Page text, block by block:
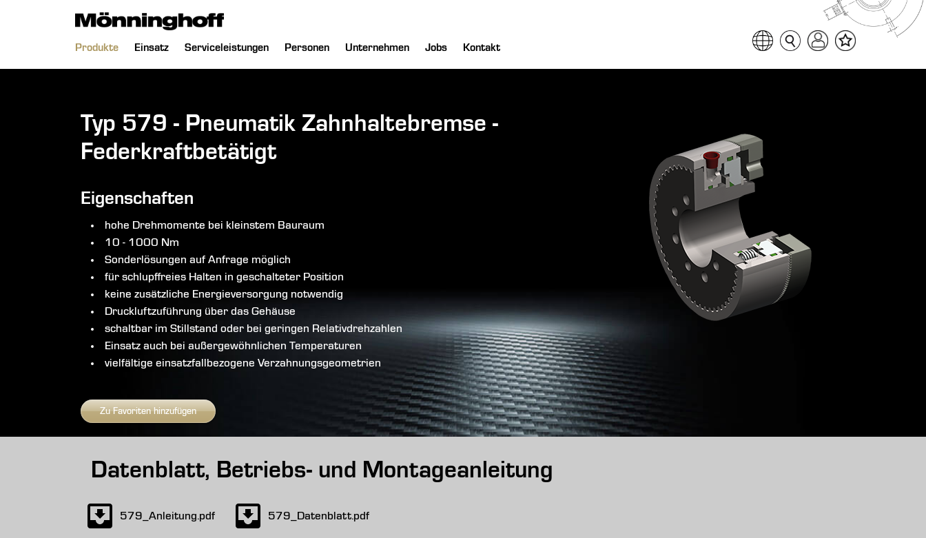
Navigation
Produkte Einsatz Serviceleistungen Personen Unternehmen Jobs Kontakt Sprache auswählen
Seitensuche
Login
Favoritenliste
Typ 579 - Pneumatik Zahnhaltebremse -
Federkraftbetätigt
Eigenschaften
hohe Drehmomente bei kleinstem Bauraum
10 - 1000 Nm
Sonderlösungen auf Anfrage möglich
für schlupffreies Halten in geschalteter Position
keine zusätzliche Energieversorgung notwendig
Druckluftzuführung über das Gehäuse
schaltbar im Stillstand oder bei geringen Relativdrehzahlen
Einsatz auch bei außergewöhnlichen Temperaturen
vielfältige einsatzfallbezogene Verzahnungsgeometrien
Zu Favoriten hinzufügen
Datenblatt, Betriebs- und Montageanleitung
579_Anleitung.pdf 579_Datenblatt.pdf